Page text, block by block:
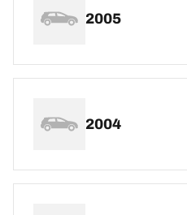
2005
2004